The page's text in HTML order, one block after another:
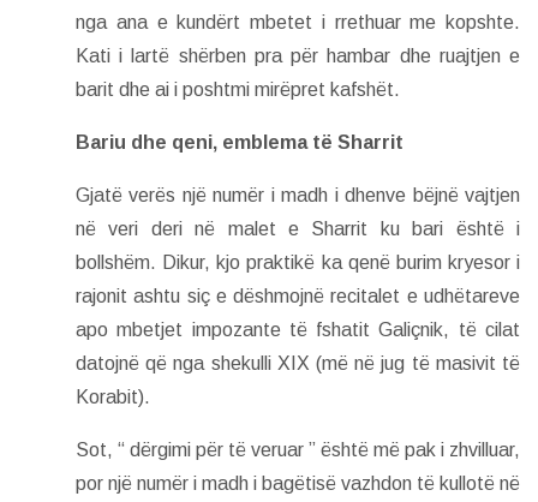
nga ana e kundërt mbetet i rrethuar me kopshte.
Kati i lartë shërben pra për hambar dhe ruajtjen e
barit dhe ai i poshtmi mirëpret kafshët.
Bariu dhe qeni, emblema të Sharrit
Gjatë verës një numër i madh i dhenve bëjnë vajtjen
në veri deri në malet e Sharrit ku bari është i
bollshëm. Dikur, kjo praktikë ka qenë burim kryesor i
rajonit ashtu siç e dëshmojnë recitalet e udhëtareve
apo mbetjet impozante të fshatit Galiçnik, të cilat
datojnë që nga shekulli XIX (më në jug të masivit të
Korabit).
Sot, “ dërgimi për të veruar ” është më pak i zhvilluar,
por një numër i madh i bagëtisë vazhdon të kullotë në